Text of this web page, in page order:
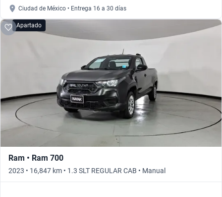
Ciudad de México • Entrega 16 a 30 días
Apartado
Ram • Ram 700
2023 • 16,847 km • 1.3 SLT REGULAR CAB • Manual